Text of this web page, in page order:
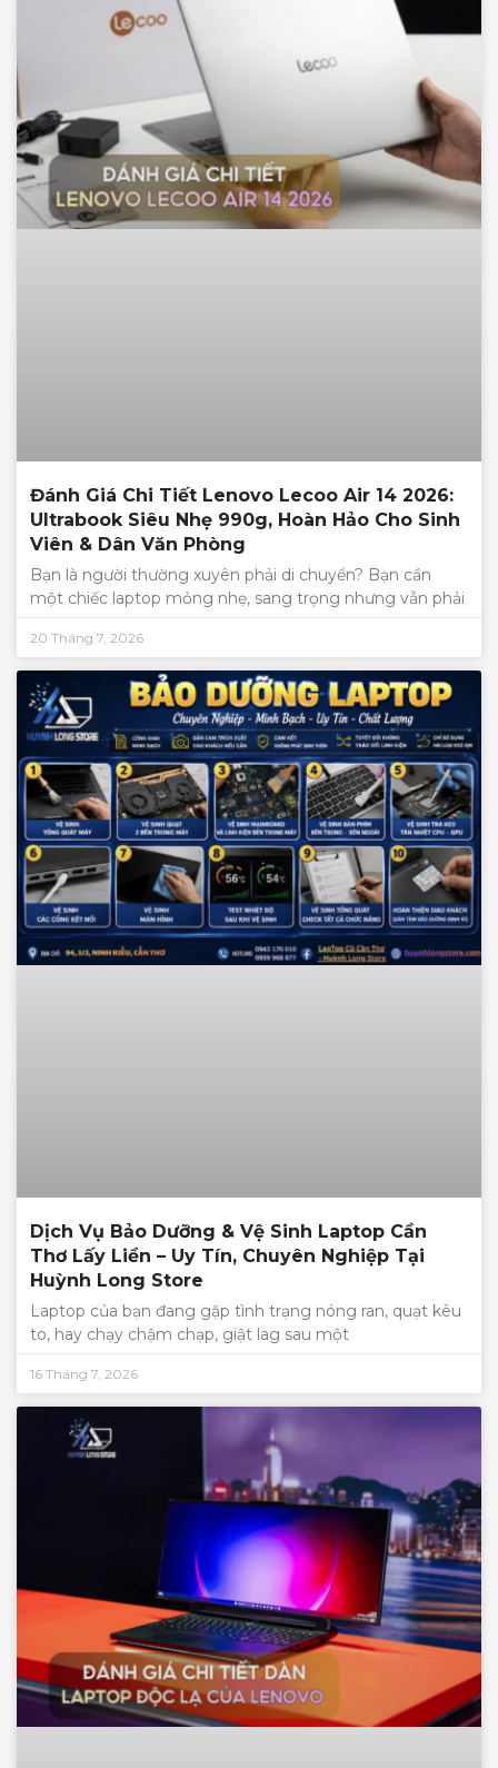
Đánh Giá Chi Tiết Lenovo Lecoo Air 14 2026:
Ultrabook Siêu Nhẹ 990g, Hoàn Hảo Cho Sinh
Viên & Dân Văn Phòng
Bạn là người thường xuyên phải di chuyển? Bạn cần
một chiếc laptop mỏng nhẹ, sang trọng nhưng vẫn phải
20 Tháng 7, 2026
Dịch Vụ Bảo Dưỡng & Vệ Sinh Laptop Cần
Thơ Lấy Liền – Uy Tín, Chuyên Nghiệp Tại
Huỳnh Long Store
Laptop của bạn đang gặp tình trạng nóng ran, quạt kêu
to, hay chạy chậm chạp, giật lag sau một
16 Tháng 7, 2026